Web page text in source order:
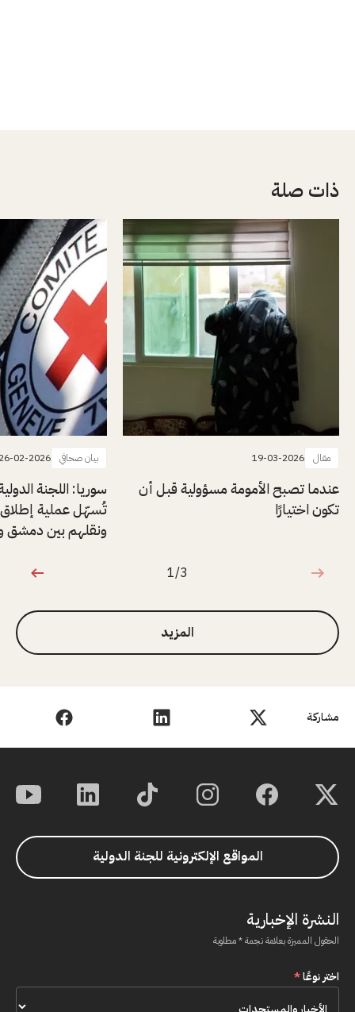
مشاركة
ذات صلة
مقال 19-03-2026
عندما تصبح الأمومة مسؤولية قبل أن
تكون اختيارًا
بيان صحافي 02-2026
سوريا: اللجنة
ونقلهم بين دمشق
1 من 3
1/3
المزيد
المواقع الإلكترونية للجنة الدولية
النشرة الإخبارية
الحقول المميزة بعلامة نجمة * مطلوبة
اختر نوعًا*